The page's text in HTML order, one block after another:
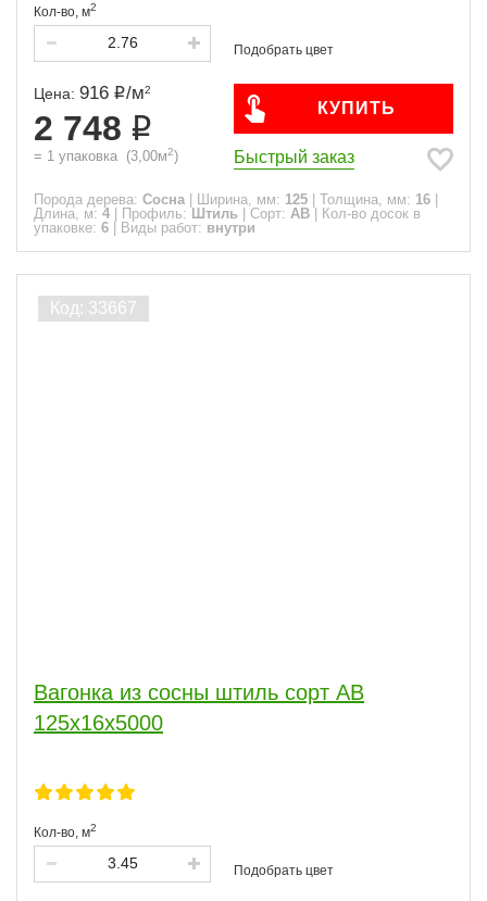
Кол-во, м2
Цена: 916 /м2
2 748
= 1 упаковка (3,00м2)
КУПИТЬ
Быстрый заказ
Порода дерева: Сосна Ширина, мм: 125 Толщина, мм: 16
Длина, м: 4 Профиль: Штиль Сорт: АВ
Кол-во досок в
упаковке: 6 Виды работ: внутри
Вагонка из сосны штиль сорт АВ
125x16x5000
Кол-во, м2